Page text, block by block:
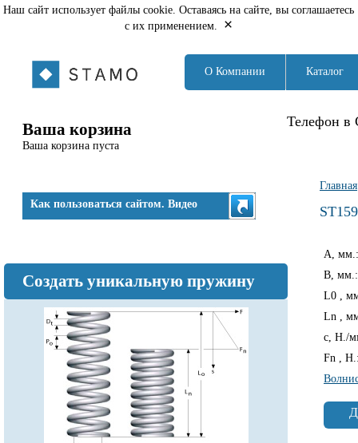
Наш сайт использует файлы cookie. Оставаясь на сайте, вы соглашаетесь
с их применением.
×
О Компании Каталог
Телефон в
Ваша корзина
Ваша корзина пуста
Как пользоваться сайтом. Видео
Создать уникальную пружину
Вы
Главная
A,
B,
L0 ,
Ln ,
c, Н./
Fn ,